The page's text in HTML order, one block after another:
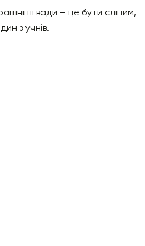
вади – це бути сліпим,
з учнів.